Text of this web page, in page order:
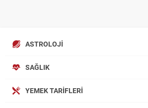
ASTROLOJI
SAĞLIK
YEMEK TARIFLERI